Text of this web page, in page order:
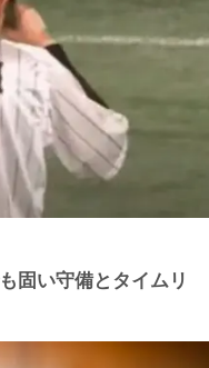
固い守備とタイムリ